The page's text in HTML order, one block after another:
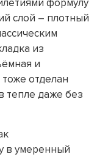
слой – плотный
из
и
отделан
тепле даже без
в умеренный